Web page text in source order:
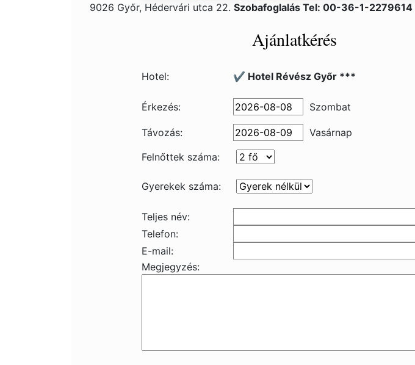
9026 Győr, Hédervári utca 22. Szobafoglalás Tel: 00-36-1-2279614
Ajánlatkérés
Hotel: ✔️ Hotel Révész Győr ***
Érkezés: Szombat
Távozás:
Vasárnap
Felnőttek száma:
Gyerekek száma:
Teljes név:
Telefon:
E-mail:
Megjegyzés: